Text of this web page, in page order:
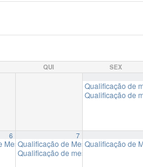
QUI SEX
Qualificação de
Qualificação de
ESTUDO SOBRE CONVERGÊNCIA
do jornalismo em conteúdos
6
Mestrado: “INOVAÇÃO, CULTURA POP
7
Qualificação de Mestrado: “TODAS
Qualificação de mestrado “A
Qualificação de